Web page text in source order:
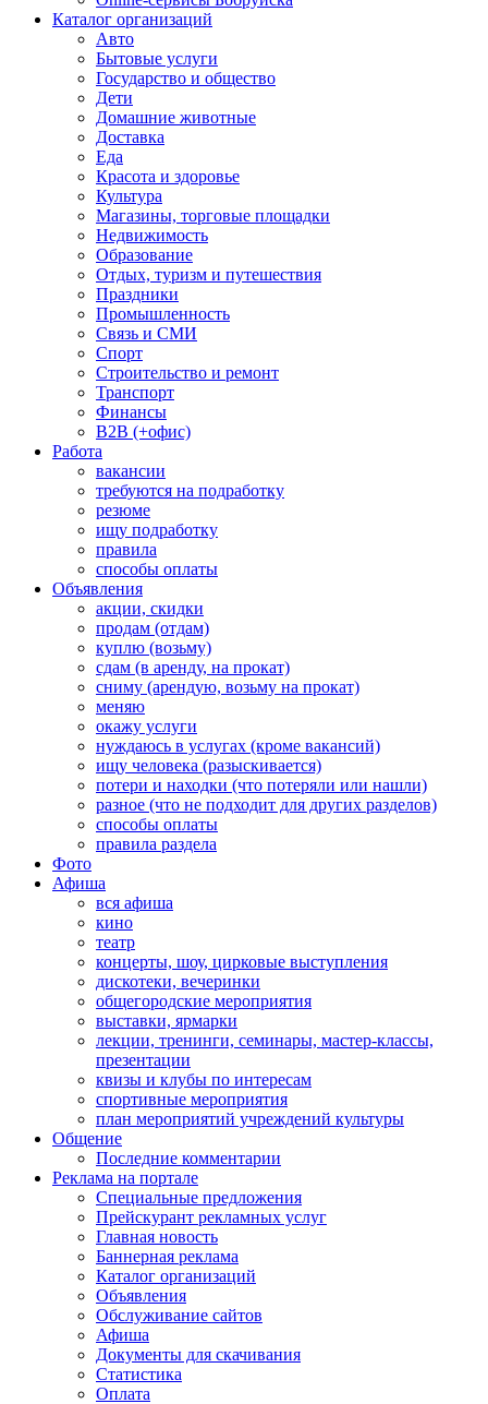
Каталог организаций
Авто
Бытовые услуги
Государство и общество
Дети
Домашние животные
Доставка
Еда
Красота и здоровье
Культура
Магазины, торговые площадки
Недвижимость
Образование
Отдых, туризм и путешествия
Праздники
Промышленность
Связь и СМИ
Спорт
Строительство и ремонт
Транспорт
Финансы
B2B (+офис)
Работа
вакансии
требуются на подработку
резюме
ищу подработку
правила
способы оплаты
Объявления
акции, скидки
продам (отдам)
куплю (возьму)
сдам (в аренду, на прокат)
сниму (арендую, возьму на прокат)
меняю
окажу услуги
нуждаюсь в услугах (кроме вакансий)
ищу человека (разыскивается)
потери и находки (что потеряли или нашли)
разное (что не подходит для других разделов)
способы оплаты
правила раздела
Фото
Афиша
вся афиша
кино
театр
концерты, шоу, цирковые выступления
дискотеки, вечеринки
общегородские мероприятия
выставки, ярмарки
лекции, тренинги, семинары, мастер-классы,
презентации
квизы и клубы по интересам
спортивные мероприятия
план мероприятий учреждений культуры
Общение
Последние комментарии
Реклама на портале
Специальные предложения
Прейскурант рекламных услуг
Главная новость
Баннерная реклама
Каталог организаций
Объявления
Обслуживание сайтов
Афиша
Документы для скачивания
Статистика
Оплата